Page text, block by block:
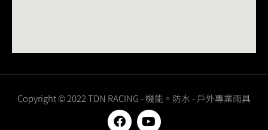
Copyright © 2022 TDN RACING - 機能。防水 - 戶外專業雨具
F Y